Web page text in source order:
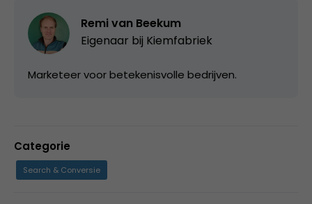
Remi van Beekum
Eigenaar bij Kiemfabriek
Marketeer voor betekenisvolle bedrijven.
Categorie
Search & Conversie